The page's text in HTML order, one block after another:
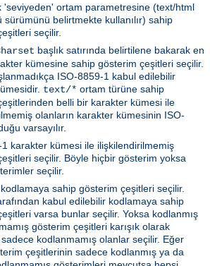
'seviyeden' ortam parametresine (text/html
sürümünü belirtmekte kullanılır) sahip
seçilir.
başlık satırında belirtilene bakarak en
kümesine sahip gösterim çeşitleri seçilir.
ISO-8859-1 kabul edilebilir
text/* ortam türüne sahip
belli bir karakter kümesi ile
olanların karakter kümesinin ISO-
varsayılır.
karakter kümesi ile ilişkilendirilmemiş
seçilir. Böyle hiçbir gösterim yoksa
seçilir.
sahip gösterim çeşitleri seçilir.
kabul edilebilir kodlamaya sahip
varsa bunlar seçilir. Yoksa kodlanmış
gösterim çeşitleri karışık olarak
kodlanmamış olanlar seçilir. Eğer
çeşitlerinin sadece kodlanmış ya da